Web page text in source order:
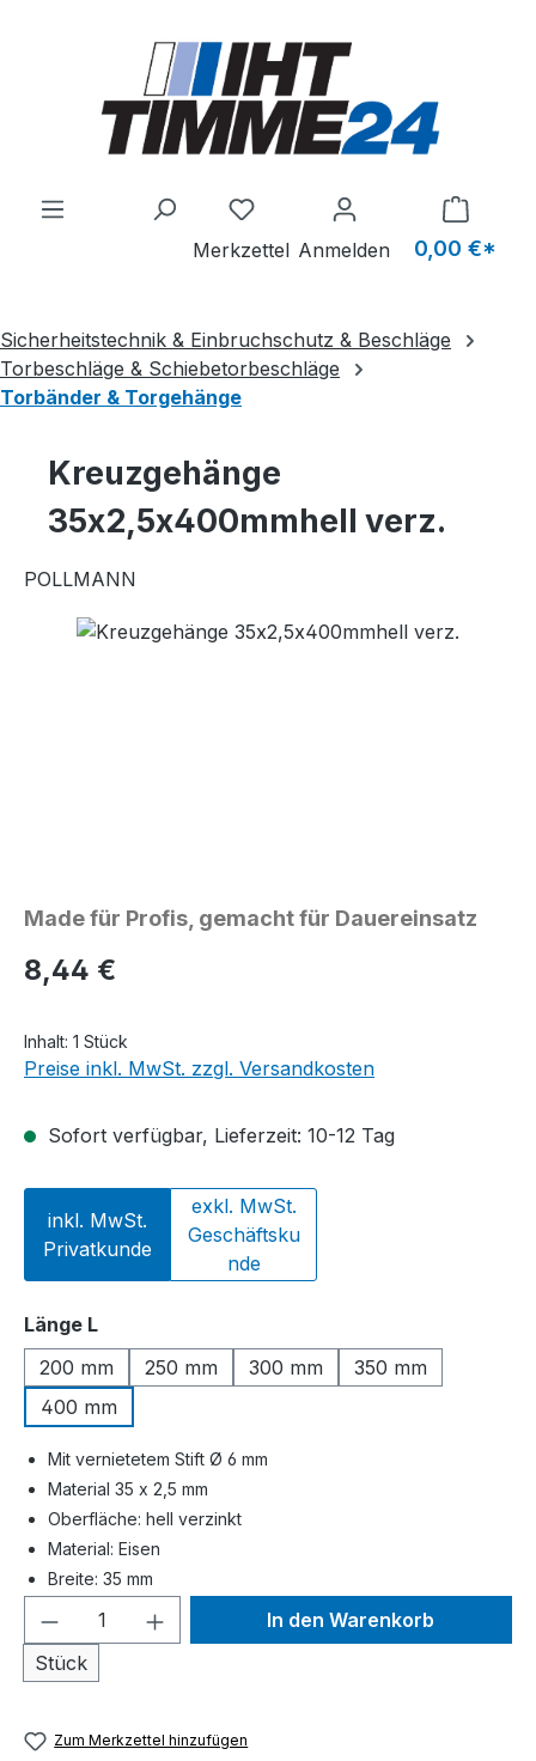
Du hast 0 Produkte auf dem
Merkzettel Anmelden 0,00 €*
Sicherheitstechnik & Einbruchschutz & Beschläge
Torbeschläge & Schiebetorbeschläge
Torbänder & Torgehänge
Kreuzgehänge
35x2,5x400mmhell verz.
POLLMANN
Bildergalerie überspringen
Made für Profis, gemacht für Dauereinsatz
Regulärer Preis:
8,44 €
Inhalt: 1 Stück
Preise inkl. MwSt. zzgl. Versandkosten
Sofort verfügbar, Lieferzeit: 10-12 Tag
inkl. MwSt.
Privatkunde
exkl. MwSt.
Geschäftsku
nde
Länge Lauswählen
200 mm
250 mm 300 mm
350 mm
400 mm
Mit vernietetem Stift Ø 6 mm
Material 35 x 2,5 mm
Oberfläche: hell verzinkt
Material: Eisen
Breite: 35 mm
Produkt Anzahl: Gib den
Stück
In den Warenkorb
Zum Merkzettel hinzufügen